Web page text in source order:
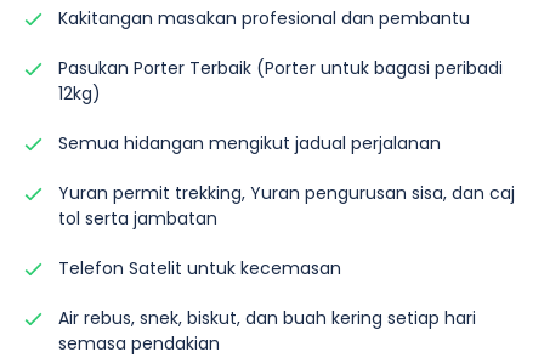
Kakitangan masakan profesional dan pembantu
Pasukan Porter Terbaik (Porter untuk bagasi peribadi
12kg)
Semua hidangan mengikut jadual perjalanan
Yuran permit trekking, Yuran pengurusan sisa, dan caj
tol serta jambatan
Telefon Satelit untuk kecemasan
Air rebus, snek, biskut, dan buah kering setiap hari
semasa pendakian